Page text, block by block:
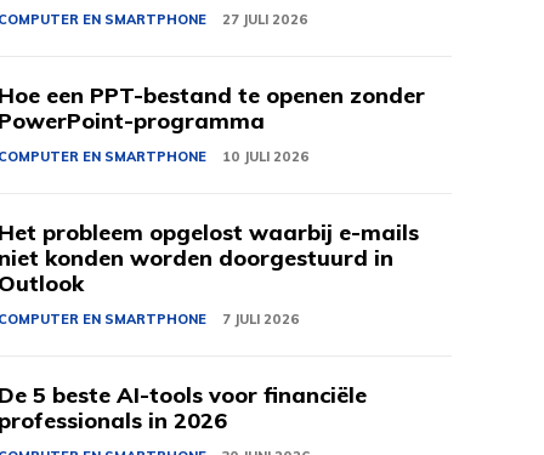
COMPUTER EN SMARTPHONE 27 JULI 2026
Hoe een PPT-bestand te openen zonder
PowerPoint-programma
COMPUTER EN SMARTPHONE 10 JULI 2026
Het probleem opgelost waarbij e-mails
niet konden worden doorgestuurd in
Outlook
COMPUTER EN SMARTPHONE 7 JULI 2026
De 5 beste AI-tools voor financiële
professionals in 2026